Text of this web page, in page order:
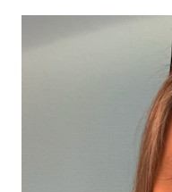
Exchange
Departments and